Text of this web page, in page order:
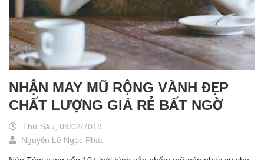
NHẬN MAY MŨ RỘNG VÀNH ĐẸP
CHẤT LƯỢNG GIÁ RẺ BẤT NGỜ
Thứ Sáu, 09/02/2018
Nguyễn Lê Ngọc Phát